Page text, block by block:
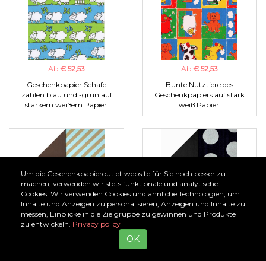
Ab € 52,53
Geschenkpapier Schafe
zählen blau und -grün auf
starkem weißem Papier.
Ab € 52,53
Bunte Nutztiere des
Geschenkpapiers auf stark
weiß Papier.
Ab€ 63,07
Geschenkpapier hellblau mit
Ab€ 63,07
Um die Geschenkpapieroutlet website für Sie noch besser zu
machen, verwenden wir stets funktionale und analytische
Cookies. Wir verwenden Cookies und ähnliche Technologien, um
Inhalte und Anzeigen zu personalisieren, Anzeigen und Inhalte zu
messen, Einblicke in die Zielgruppe zu gewinnen und Produkte
zu entwickeln. Privacy policy
OK